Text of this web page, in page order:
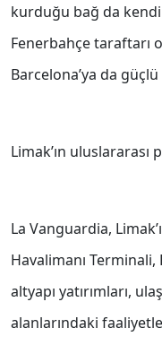
kurduğu bağ da kendi
Fenerbahçe taraftarı
Barcelona’ya da
Limak’ın uluslararası
La Vanguardia,
Havalimanı
altyapı yatırımları,
alanlarındaki